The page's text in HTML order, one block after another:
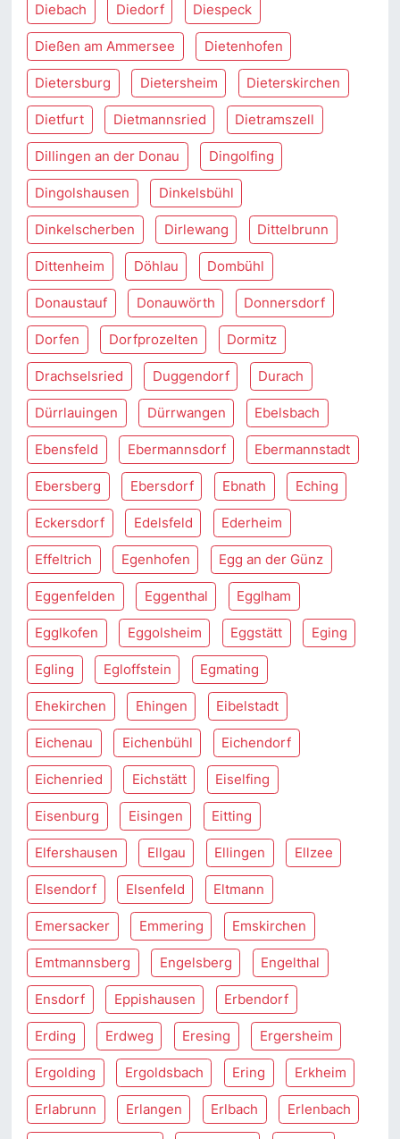
Diebach Diedorf Diespeck
Dießen am Ammersee Dietenhofen
Dietersburg Dietersheim Dieterskirchen
Dietfurt Dietmannsried Dietramszell
Dillingen an der Donau Dingolfing
Dingolshausen Dinkelsbühl
Dinkelscherben Dirlewang Dittelbrunn
Dittenheim Döhlau Dombühl
Donaustauf Donauwörth Donnersdorf
Dorfen Dorfprozelten Dormitz
Drachselsried Duggendorf Durach
Dürrlauingen Dürrwangen Ebelsbach
Ebensfeld Ebermannsdorf Ebermannstadt
Ebersberg Ebersdorf Ebnath Eching
Eckersdorf Edelsfeld Ederheim
Effeltrich Egenhofen Egg an der Günz
Eggenfelden Eggenthal Egglham
Egglkofen Eggolsheim Eggstätt Eging
Egling Egloffstein Egmating
Ehekirchen Ehingen Eibelstadt
Eichenau Eichenbühl Eichendorf
Eichenried Eichstätt Eiselfing
Eisenburg Eisingen Eitting
Elfershausen Ellgau Ellingen Ellzee
Elsendorf Elsenfeld Eltmann
Emersacker Emmering Emskirchen
Emtmannsberg Engelsberg Engelthal
Ensdorf Eppishausen Erbendorf
Erding Erdweg Eresing Ergersheim
Ergolding Ergoldsbach Ering Erkheim
Erlabrunn Erlangen Erlbach Erlenbach